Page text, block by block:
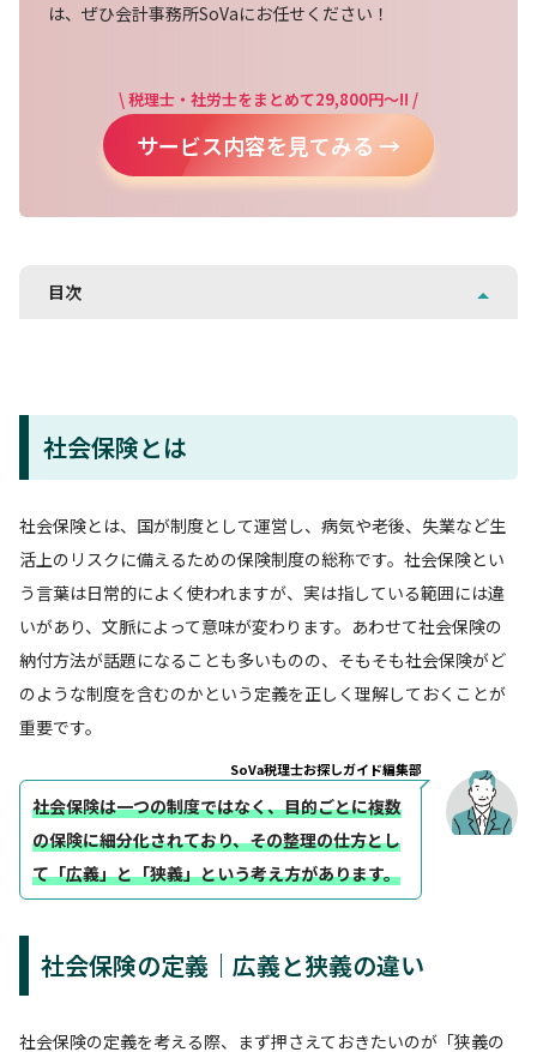
は、ぜひ会計事務所SoVaにお任せください！
\ 税理士・社労士をまとめて29,800円～!! /
サービス内容を見てみる →
目次
社会保険とは
社会保険とは、国が制度として運営し、病気や老後、失業など生
活上のリスクに備えるための保険制度の総称です。社会保険とい
う言葉は日常的によく使われますが、実は指している範囲には違
いがあり、文脈によって意味が変わります。あわせて社会保険の
納付方法が話題になることも多いものの、そもそも社会保険がど
のような制度を含むのかという定義を正しく理解しておくことが
重要です。
SoVa税理士お探しガイド編集部
社会保険は一つの制度ではなく、目的ごとに複数
の保険に細分化されており、その整理の仕方とし
て「広義」と「狭義」という考え方があります。
社会保険の定義｜広義と狭義の違い
社会保険の定義を考える際、まず押さえておきたいのが「狭義の